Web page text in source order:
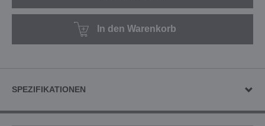
In den Warenkorb
SPEZIFIKATIONEN